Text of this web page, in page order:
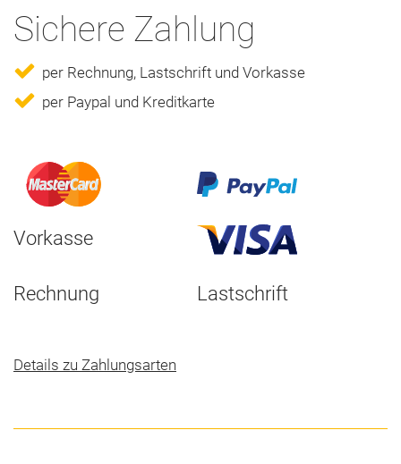
Sichere Zahlung
per Rechnung, Lastschrift und Vorkasse
per Paypal und Kreditkarte
Vorkasse
Rechnung Lastschrift
Details zu Zahlungsarten